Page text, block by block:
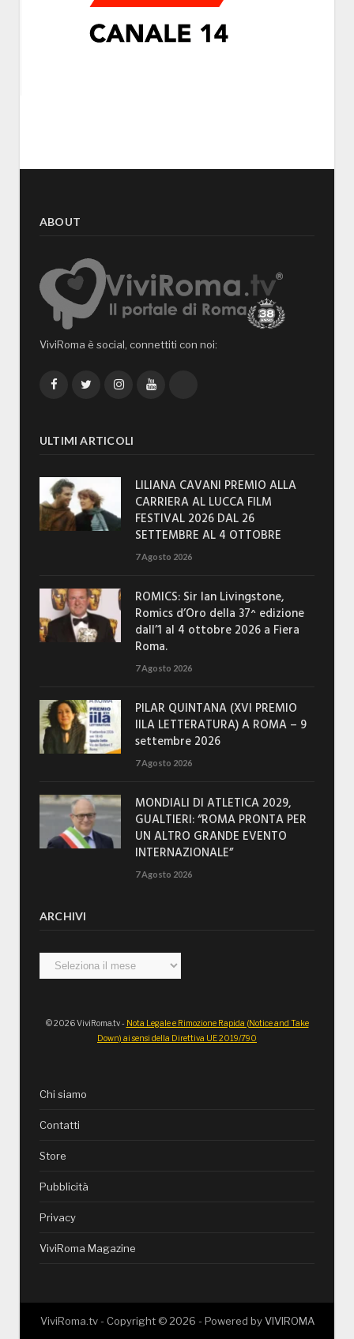
ABOUT
ViviRoma è social, connettiti con noi:
FacebookTwitterInstagramYouTube
ULTIMI ARTICOLI
LILIANA CAVANI PREMIO ALLA
CARRIERA AL LUCCA FILM
FESTIVAL 2026 DAL 26
SETTEMBRE AL 4 OTTOBRE
7 Agosto 2026
ROMICS: Sir Ian Livingstone,
Romics d’Oro della 37^ edizione
dall’1 al 4 ottobre 2026 a Fiera
Roma.
7 Agosto 2026
PILAR QUINTANA (XVI PREMIO
IILA LETTERATURA) A ROMA – 9
settembre 2026
7 Agosto 2026
MONDIALI DI ATLETICA 2029,
GUALTIERI: “ROMA PRONTA PER
UN ALTRO GRANDE EVENTO
INTERNAZIONALE”
7 Agosto 2026
ARCHIVI
Archivi
© 2026 ViviRoma.tv - Nota Legale e Rimozione Rapida (Notice and Take
Down) ai sensi della Direttiva UE 2019/790
Chi siamo
Contatti
Store
Pubblicità
Privacy
ViviRoma Magazine
ViviRoma.tv - Copyright © 2026 - Powered byVIVIROMA